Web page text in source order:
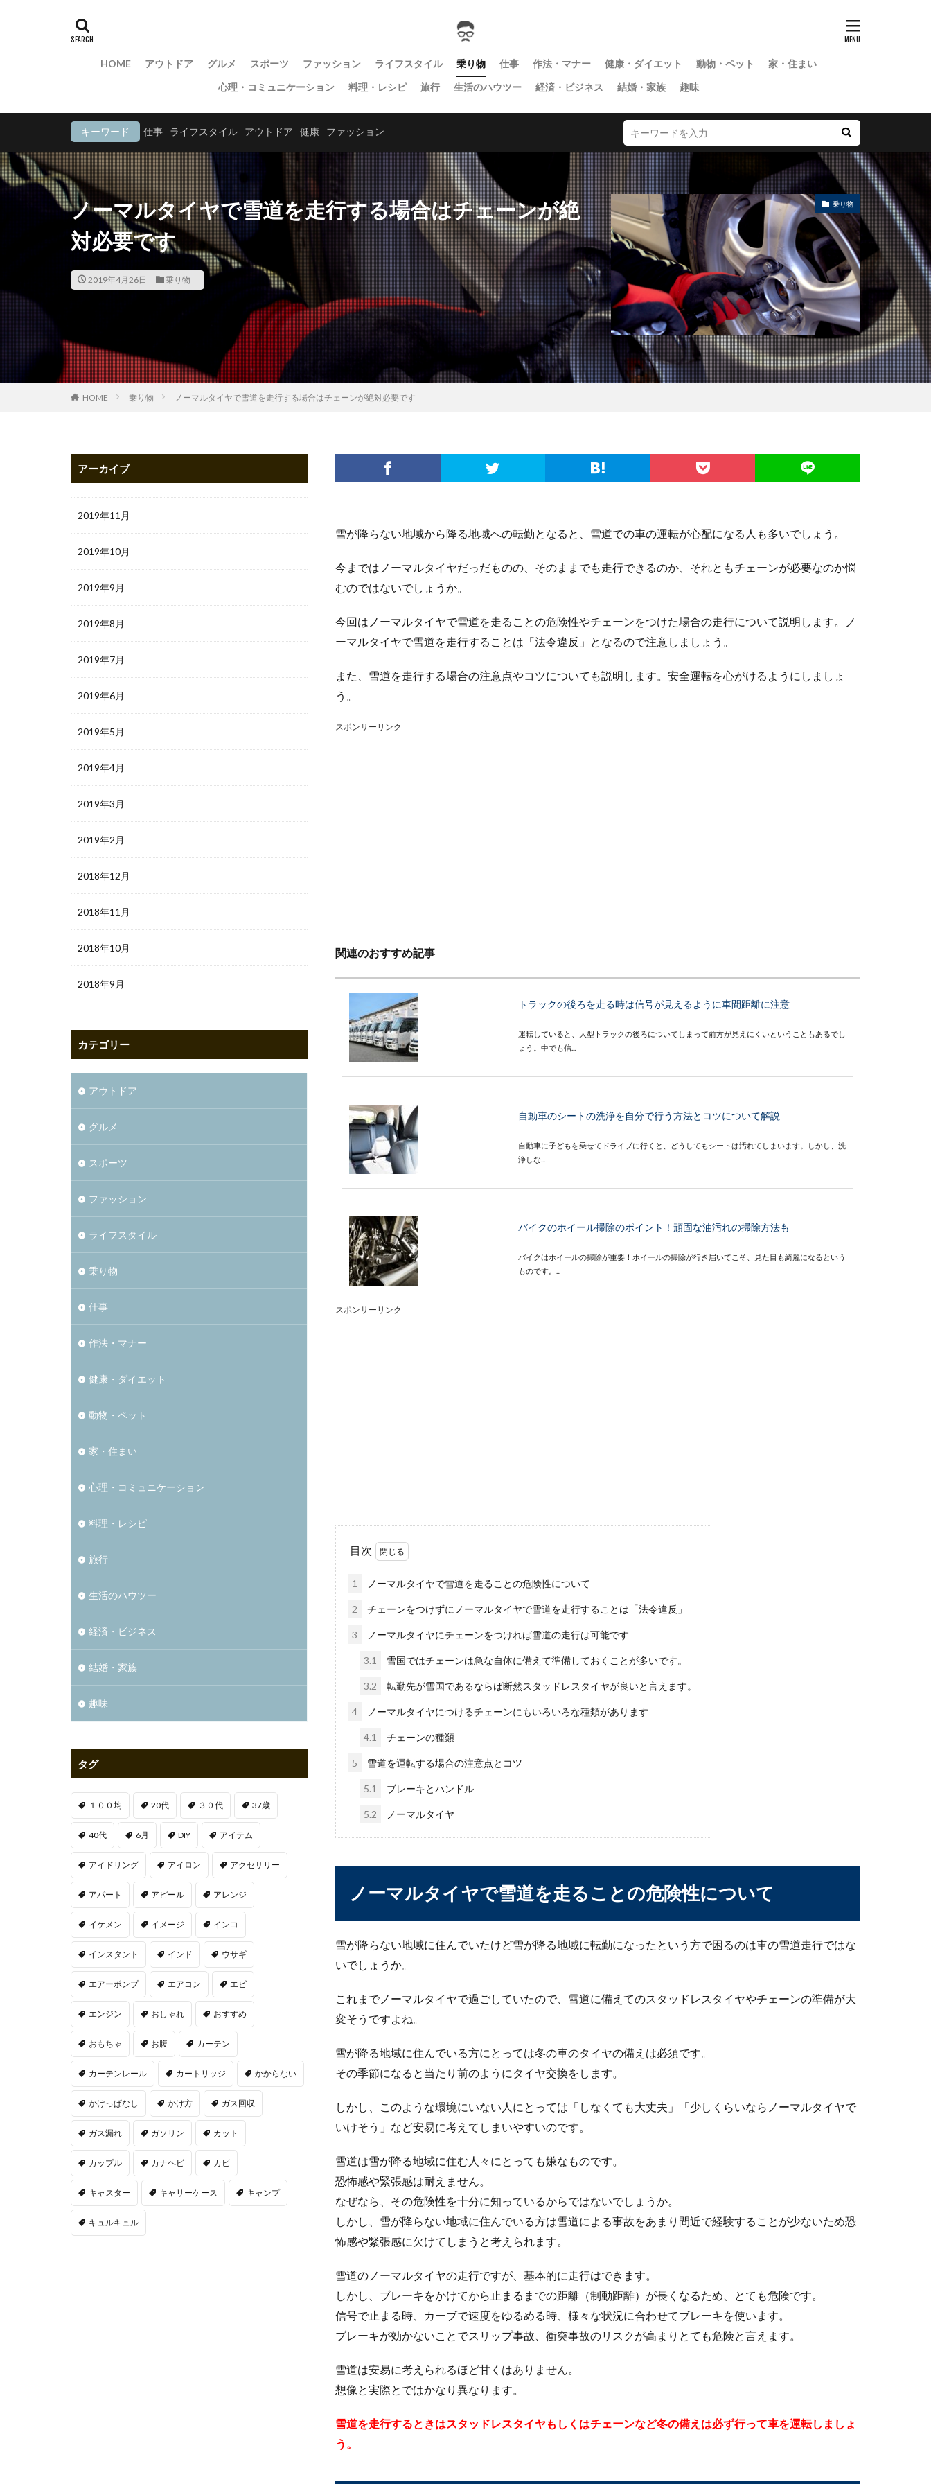
HOME アウトドア グルメ スポーツ ファッション ライフスタイル 乗り物 仕事 作法・マナー 健康・ダイエット 動物・ペット
家・住まい
心理・コミュニケーション
料理・レシピ 旅行 生活のハウツー 経済・ビジネス 結婚・家族 趣味
キーワード 仕事 ライフスタイル アウトドア 健康 ファッション
ノーマルタイヤで雪道を走行する場合はチェーンが絶
対必要です
2019年4月26日 乗り物
乗り物
HOME 乗り物 ノーマルタイヤで雪道を走行する場合はチェーンが絶対必要です
雪が降らない地域から降る地域への転勤となると、雪道での車の運転が心配になる人も多いでしょう。
今まではノーマルタイヤだっだものの、そのままでも走行できるのか、それともチェーンが必要なのか悩
むのではないでしょうか。
今回はノーマルタイヤで雪道を走ることの危険性やチェーンをつけた場合の走行について説明します。ノ
ーマルタイヤで雪道を走行することは「法令違反」となるので注意しましょう。
また、雪道を走行する場合の注意点やコツについても説明します。安全運転を心がけるようにしましょ
う。
スポンサーリンク
関連のおすすめ記事
トラックの後ろを走る時は信号が見えるように車間距離に注意
運転していると、大型トラックの後ろについてしまって前方が見えにくいということもあるでし
ょう。中でも信...
自動車のシートの洗浄を自分で行う方法とコツについて解説
自動車に子どもを乗せてドライブに行くと、どうしてもシートは汚れてしまいます。しかし、洗
浄しな...
バイクのホイール掃除のポイント！頑固な油汚れの掃除方法も
バイクはホイールの掃除が重要！ホイールの掃除が行き届いてこそ、見た目も綺麗になるという
ものです。...
トレーラーの運転で難しいとされるバックのコツを詳しく解説
トレーラーの運転は難しいと言われています。特にバック。バックは運転技術の中でも特に難し
いとされ、...
車のリアガラスの交換費用と交換にかかる時間について解説します
車のリアガラスを修理ではなく交換するとなると、費用がどのくらいかかるのか気になる人の方
が多いのではな...
車のエンジンかからない！キュルキュル音がする原因と対処法
「車のエンジンをかけようと思ったらエンジンかからない」このような状況になってしまった
いざ洗車をしようと思っても、なかなか自分でするのはおっくうですよね。しかし車が汚いまま
なのも気になる...
車はあったほうがいい？東京で生活する時の車の必要性について
これから東京での生活をスタートさせる人の中には、車が必要かどうか知りたい人もいるのでは
ないでしょうか...
ノーマルタイヤにチェーンをつけたときの効果はスタッドレスと比べてどうなのでしょうか？ま
スポンサーリンク
目次
1 ノーマルタイヤで雪道を走ることの危険性について
2 チェーンをつけずにノーマルタイヤで雪道を走行することは「法令違反」
3 ノーマルタイヤにチェーンをつければ雪道の走行は可能です
3.1 雪国ではチェーンは急な自体に備えて準備しておくことが多いです。
3.2 転勤先が雪国であるならば断然スタッドレスタイヤが良いと言えます。
4 ノーマルタイヤにつけるチェーンにもいろいろな種類があります
4.1 チェーンの種類
5 雪道を運転する場合の注意点とコツ
5.1 ブレーキとハンドル
5.2 ノーマルタイヤ
ノーマルタイヤで雪道を走ることの危険性について
雪が降らない地域に住んでいたけど雪が降る地域に転勤になったという方で困るのは車の雪道走行ではな
いでしょうか。
これまでノーマルタイヤで過ごしていたので、雪道に備えてのスタッドレスタイヤやチェーンの準備が大
変そうですよね。
雪が降る地域に住んでいる方にとっては冬の車のタイヤの備えは必須です。
その季節になると当たり前のようにタイヤ交換をします。
しかし、このような環境にいない人にとっては「しなくても大丈夫」「少しくらいならノーマルタイヤで
いけそう」など安易に考えてしまいやすいのです。
雪道は雪が降る地域に住む人々にとっても嫌なものです。
恐怖感や緊張感は耐えません。
なぜなら、その危険性を十分に知っているからではないでしょうか。
しかし、雪が降らない地域に住んでいる方は雪道による事故をあまり間近で経験することが少ないため恐
怖感や緊張感に欠けてしまうと考えられます。
雪道のノーマルタイヤの走行ですが、基本的に走行はできます。
しかし、ブレーキをかけてから止まるまでの距離（制動距離）が長くなるため、とても危険です。
信号で止まる時、カーブで速度をゆるめる時、様々な状況に合わせてブレーキを使います。
ブレーキが効かないことでスリップ事故、衝突事故のリスクが高まりとても危険と言えます。
雪道は安易に考えられるほど甘くはありません。
想像と実際とではかなり異なります。
雪道を走行するときはスタッドレスタイヤもしくはチェーンなど冬の備えは必ず行って車を運転しましょ
う。
アーカイブ
2019年11月
2019年10月
2019年9月
2019年8月
2019年7月
2019年6月
2019年5月
2019年4月
2019年3月
2019年2月
2018年12月
2018年11月
2018年10月
2018年9月
カテゴリー
アウトドア
グルメ
スポーツ
ファッション
ライフスタイル
乗り物
仕事
作法・マナー
健康・ダイエット
動物・ペット
家・住まい
心理・コミュニケーション
料理・レシピ
旅行
生活のハウツー
経済・ビジネス
結婚・家族
趣味
タグ
１００均 20代 ３０代 37歳
40代 6月 DIY アイテム
アイドリング アイロン アクセサリー
アパート アピール アレンジ
イケメン イメージ インコ
インスタント インド ウサギ
エアーポンプ エアコン エビ
エンジン おしゃれ おすすめ
おもちゃ お腹 カーテン
カーテンレール カートリッジ かからない
かけっぱなし かけ方 ガス回収
ガス漏れ ガソリン カット
カップル カナヘビ カビ
キャスター キャリーケース キャンプ
キュルキュル